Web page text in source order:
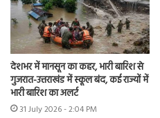
देशभर में मानसून का कहर, भारी बारिश से
गुजरात-उत्तराखंड में स्कूल बंद, कई राज्यों में
भारी बारिश का अलर्ट
31 July 2026 - 2:04 PM